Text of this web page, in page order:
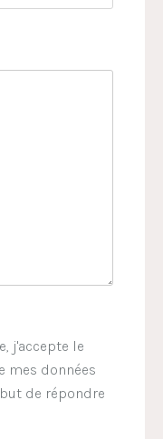
j'accepte le
mes données
de répondre